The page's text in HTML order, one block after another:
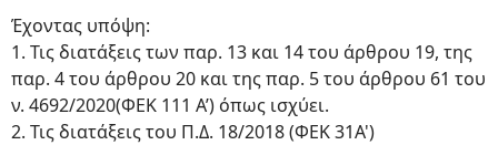
Έχοντας υπόψη:
1. Τις διατάξεις των παρ. 13 και 14 του άρθρου 19, της
παρ. 4 του άρθρου 20 και της παρ. 5 του άρθρου 61 του
ν. 4692/2020(ΦΕΚ 111 Α’) όπως ισχύει.
2. Τις διατάξεις του Π.Δ. 18/2018 (ΦΕΚ 31Α')